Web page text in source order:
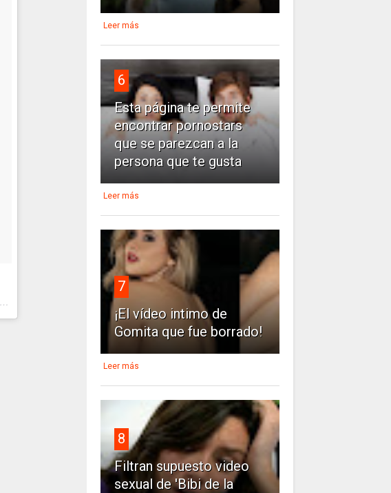
Leer más
6
Esta página te permite
encontrar pornostars
que se parezcan a la
persona que te gusta
Leer más
7
¡El vídeo intimo de
Gomita que fue borrado!
Leer más
8
Filtran supuesto video
sexual de 'Bibi de la